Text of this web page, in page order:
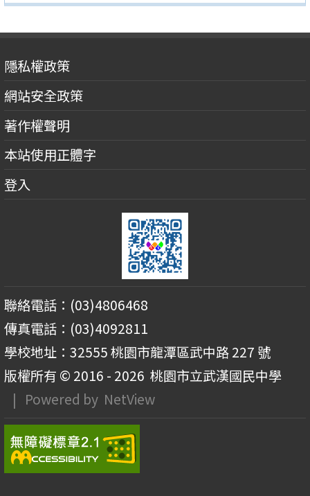
隱私權政策
網站安全政策
著作權聲明
本站使用正體字
登入
聯絡電話：(03)4806468
傳真電話：(03)4092811
學校地址：32555 桃園市龍潭區武中路 227 號
版權所有 © 2016 - 2026 桃園市立武漢國民中學
| Powered by NetView